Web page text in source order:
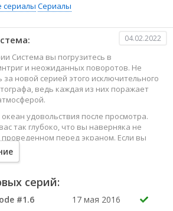
сериалы Сериалы
04.02.2022
Система вы погрузитесь в
и неожиданных поворотов. Не
за новой серией этого исключительного
ведь каждая из них поражает
удовольствия после просмотра.
так глубоко, что вы наверняка не
перед экраном. Если вы
онлайн этим сериалом в высоком
будет весьма правильным. Каждый
запоминающимися героями, которые
памяти.
и приключений, наслаждайтесь этим
серий:
#1.6
17 мая 2016